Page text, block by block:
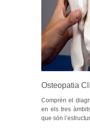
Osteopatia
Comprèn el
en els tres
que són